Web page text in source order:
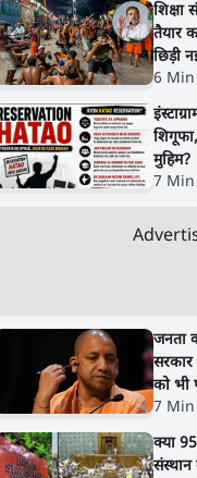
शिक्षा
तैयार
छिड़ी
6 Min
मुहिम?
7 Min
जनता
सरकार
को भी
7 Min
क्या
संस्थान